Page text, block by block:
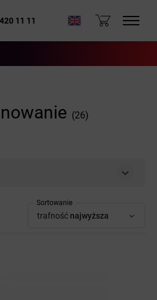
11 11
(26)
Sortowanie
trafność najwyższa